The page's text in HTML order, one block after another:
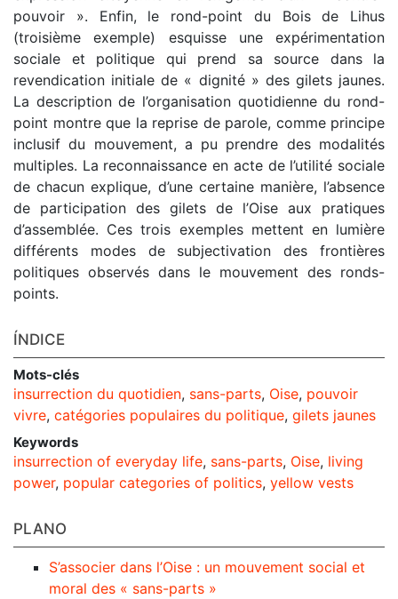
pouvoir ». Enfin, le rond-point du Bois de Lihus
(troisième exemple) esquisse une expérimentation
sociale et politique qui prend sa source dans la
revendication initiale de « dignité » des gilets jaunes.
La description de l’organisation quotidienne du rond-
point montre que la reprise de parole, comme principe
inclusif du mouvement, a pu prendre des modalités
multiples. La reconnaissance en acte de l’utilité sociale
de chacun explique, d’une certaine manière, l’absence
de participation des gilets de l’Oise aux pratiques
d’assemblée. Ces trois exemples mettent en lumière
différents modes de subjectivation des frontières
politiques observés dans le mouvement des ronds-
points.
ÍNDICE
Mots-clés
insurrection du quotidien, sans-parts, Oise, pouvoir
vivre, catégories populaires du politique, gilets jaunes
Keywords
insurrection of everyday life, sans-parts, Oise, living
power, popular categories of politics, yellow vests
PLANO
S’associer dans l’Oise : un mouvement social et
moral des « sans-parts »